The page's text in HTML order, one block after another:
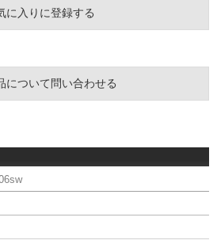
に入りに登録する
について問い合わせる